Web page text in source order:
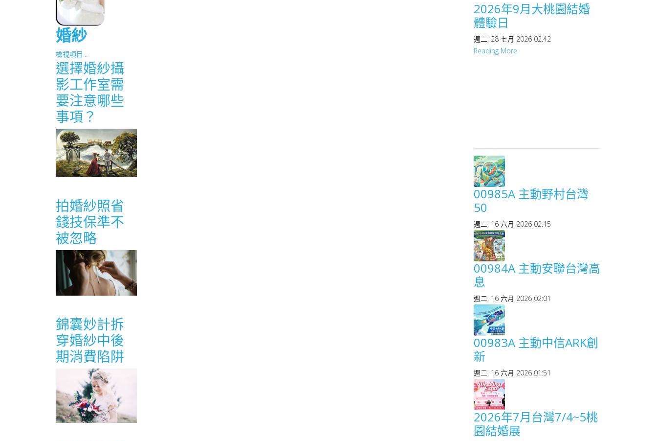
婚紗
檢視項目...
選擇婚紗攝
影工作室需
要注意哪些
事項？
拍婚紗照省
錢技保準不
被忽略
錦囊妙計拆
穿婚紗中後
期消費陷阱
2026年9月大桃園結婚
體驗日
週二, 28 七月 2026 02:42
Reading More
00985A 主動野村台灣
50
週二, 16 六月 2026 02:15
00984A 主動安聯台灣高
息
週二, 16 六月 2026 02:01
00983A 主動中信ARK創
新
週二, 16 六月 2026 01:51
2026年7月台灣7/4~5桃
園結婚展